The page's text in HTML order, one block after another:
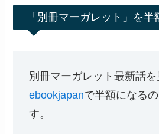
「別冊マーガレット」を
別冊マーガレット最新話を
ebookjapanで半額になる
す。